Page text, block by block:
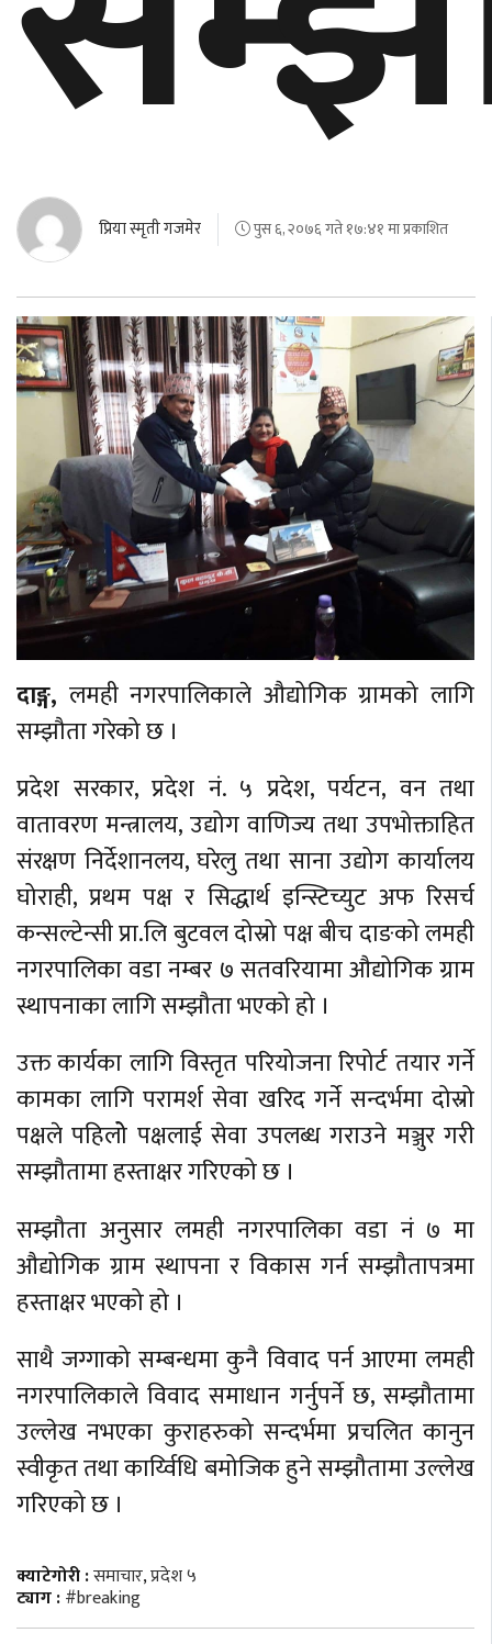
प्रिया स्मृती गजमेर पुस ६, २०७६ गते १७:४१ मा प्रकाशित
दाङ्ग, लमही नगरपालिकाले औद्योगिक ग्रामको लागि
सम्झौता गरेको छ ।
प्रदेश सरकार, प्रदेश नं. ५ प्रदेश, पर्यटन, वन तथा
वातावरण मन्त्रालय, उद्योग वाणिज्य तथा उपभोक्ताहित
संरक्षण निर्देशानलय, घरेलु तथा साना उद्योग कार्यालय
घोराही, प्रथम पक्ष र सिद्धार्थ इन्स्टिच्युट अफ रिसर्च
कन्सल्टेन्सी प्रा.लि बुटवल दोस्रो पक्ष बीच दाङको लमही
नगरपालिका वडा नम्बर ७ सतवरियामा औद्योगिक ग्राम
स्थापनाका लागि सम्झौता भएको हो ।
उक्त कार्यका लागि विस्तृत परियोजना रिपोर्ट तयार गर्ने
कामका लागि परामर्श सेवा खरिद गर्ने सन्दर्भमा दोस्रो
पक्षले पहिलोे पक्षलाई सेवा उपलब्ध गराउने मञ्जुर गरी
सम्झौतामा हस्ताक्षर गरिएको छ ।
सम्झौता अनुसार लमही नगरपालिका वडा नं ७ मा
औद्योगिक ग्राम स्थापना र विकास गर्न सम्झौतापत्रमा
हस्ताक्षर भएको हो ।
साथै जग्गाको सम्बन्धमा कुनै विवाद पर्न आएमा लमही
नगरपालिकाले विवाद समाधान गर्नुपर्ने छ, सम्झौतामा
उल्लेख नभएका कुराहरुको सन्दर्भमा प्रचलित कानुन
स्वीकृत तथा कार्य्विधि बमोजिक हुने सम्झौतामा उल्लेख
गरिएको छ ।
क्याटेगोरी :समाचार,प्रदेश ५
ट्याग :#breaking